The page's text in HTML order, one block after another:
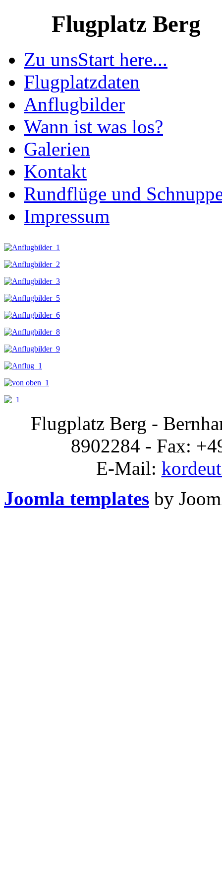
Flugplatz Berg
Zu unsStart here...
Flugplatzdaten
Anflugbilder
Wann ist was los?
Galerien
Kontakt
Rundflüge und
Impressum
Flugplatz Berg -
8902284 - Fax:
E-Mail:
Joomla templates by